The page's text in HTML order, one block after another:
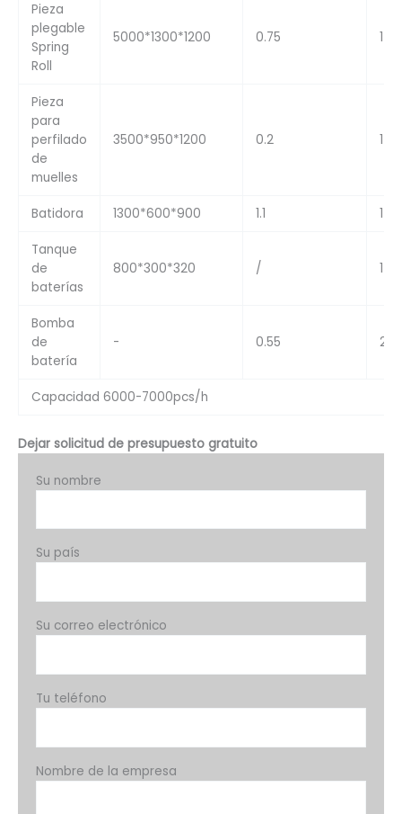
Pieza
plegable
Spring
Roll
5000*1300*1200 0.75 1
Pieza
para
perfilado
de
muelles
3500*950*1200 0.2 1
Batidora 1300*600*900 1.1 1
Tanque
de
baterías
800*300*320 / 1
Bomba
de
batería
- 0.55 2
Capacidad 6000-7000pcs/h
Dejar solicitud de presupuesto gratuito
Su nombre
Su país
Su correo electrónico
Tu teléfono
Nombre de la empresa